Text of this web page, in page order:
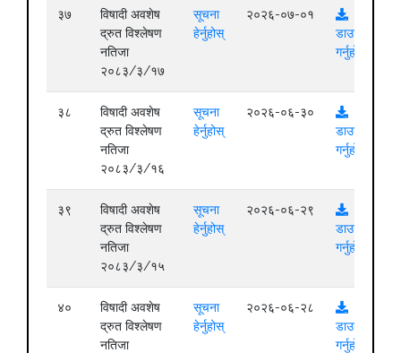
३७
विषादी अवशेष
द्रुत विश्लेषण
नतिजा
२०८३/३/१७
सूचना
हेर्नुहोस्
२०२६-०७-०१
डाउनलोड
गर्नुहोस्
३८
विषादी अवशेष
द्रुत विश्लेषण
नतिजा
२०८३/३/१६
सूचना
हेर्नुहोस्
२०२६-०६-३०
डाउनलोड
गर्नुहोस्
३९
विषादी अवशेष
द्रुत विश्लेषण
नतिजा
२०८३/३/१५
सूचना
हेर्नुहोस्
२०२६-०६-२९
डाउनलोड
गर्नुहोस्
४०
विषादी अवशेष
द्रुत विश्लेषण
नतिजा
सूचना
हेर्नुहोस्
२०२६-०६-२८
डाउनलोड
गर्नुहोस्